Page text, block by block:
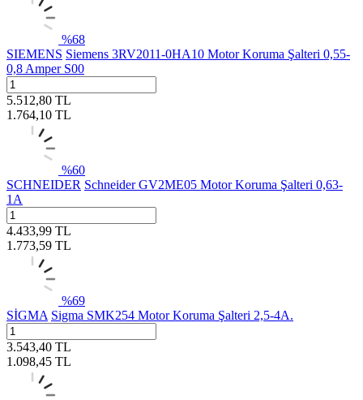
%68
SIEMENS Siemens 3RV2011-0HA10 Motor Koruma Şalteri 0,55-
0,8 Amper S00
5.512,80 TL
1.764,10 TL
%60
SCHNEIDER Schneider GV2ME05 Motor Koruma Şalteri 0,63-
1A
4.433,99 TL
1.773,59 TL
%69
SİGMA Sigma SMK254 Motor Koruma Şalteri 2,5-4A.
3.543,40 TL
1.098,45 TL